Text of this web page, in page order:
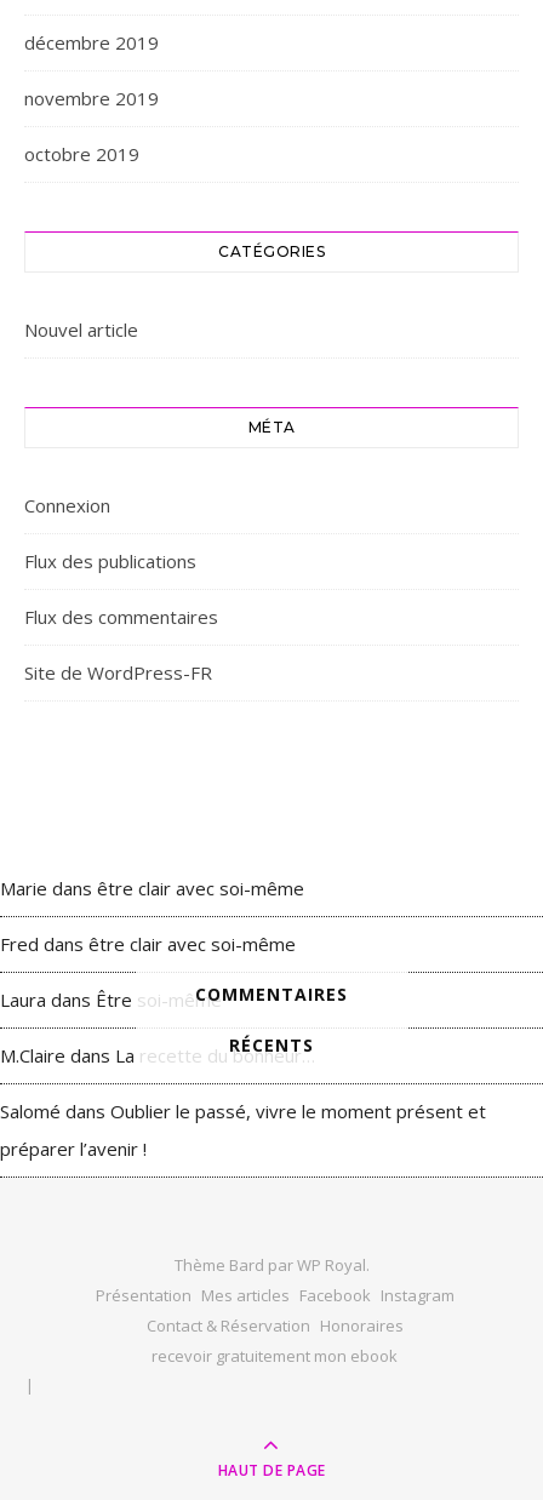
décembre 2019
novembre 2019
octobre 2019
CATÉGORIES
Nouvel article
MÉTA
Connexion
Flux des publications
Flux des commentaires
Site de WordPress-FR
COMMENTAIRES
RÉCENTS
Marie dans être clair avec soi-même
Fred dans être clair avec soi-même
Laura dans Être soi-même
M.Claire dans La recette du bonheur…
Salomé dans Oublier le passé, vivre le moment présent et
préparer l’avenir !
Thème Bard parWP Royal.
Présentation Mes articles Facebook Instagram
Contact & Réservation Honoraires
recevoir gratuitement mon ebook
HAUT DE PAGE